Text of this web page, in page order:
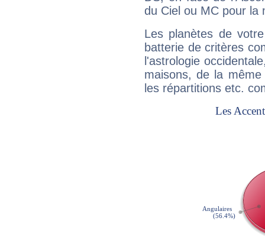
du Ciel ou MC pour la
Les planètes de
batterie de critères
l'astrologie
maisons, de la
les répartitions etc.